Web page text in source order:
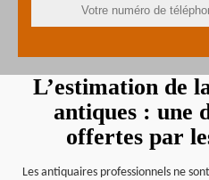
L’estimation de
antiques : une
offertes par
Les antiquaires professionnels ne